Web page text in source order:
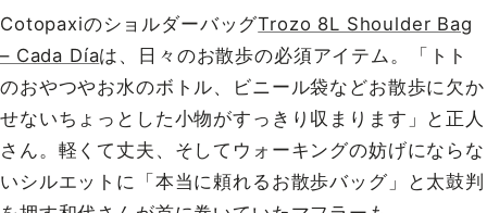
CotopaxiのショルダーバッグTrozo 8L Shoulder Bag
– Cada Díaは、日々のお散歩の必須アイテム。「トト
のおやつやお水のボトル、ビニール袋などお散歩に欠か
せないちょっとした小物がすっきり収まります」と正人
さん。軽くて丈夫、そしてウォーキングの妨げにならな
いシルエットに「本当に頼れるお散歩バッグ」と太鼓判